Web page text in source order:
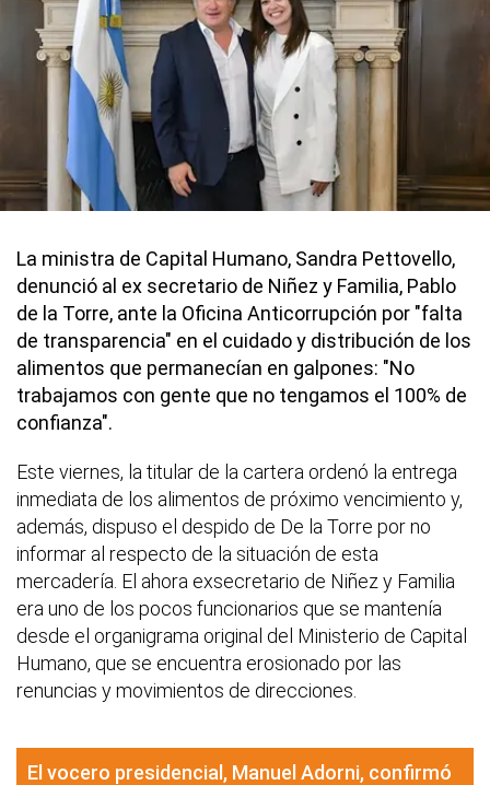
La ministra de Capital Humano, Sandra Pettovello,
denunció al ex secretario de Niñez y Familia, Pablo
de la Torre, ante la Oficina Anticorrupción por "falta
de transparencia" en el cuidado y distribución de los
alimentos que permanecían en galpones: "No
trabajamos con gente que no tengamos el 100% de
confianza".
Este viernes, la titular de la cartera ordenó la entrega
inmediata de los alimentos de próximo vencimiento y,
además, dispuso el despido de De la Torre por no
informar al respecto de la situación de esta
mercadería. El ahora exsecretario de Niñez y Familia
era uno de los pocos funcionarios que se mantenía
desde el organigrama original del Ministerio de Capital
Humano, que se encuentra erosionado por las
renuncias y movimientos de direcciones.
El vocero presidencial, Manuel Adorni, confirmó